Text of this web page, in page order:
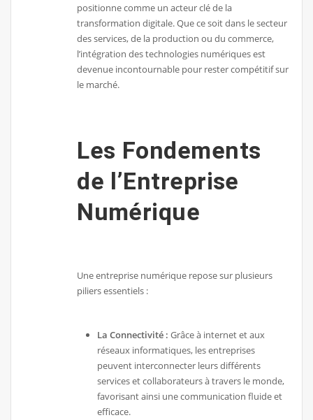
positionne comme un acteur clé de la
transformation digitale. Que ce soit dans le secteur
des services, de la production ou du commerce,
l’intégration des technologies numériques est
devenue incontournable pour rester compétitif sur
le marché.
Les Fondements
de l’Entreprise
Numérique
Une entreprise numérique repose sur plusieurs
piliers essentiels :
La Connectivité : Grâce à internet et aux
réseaux informatiques, les entreprises
peuvent interconnecter leurs différents
services et collaborateurs à travers le monde,
favorisant ainsi une communication fluide et
efficace.